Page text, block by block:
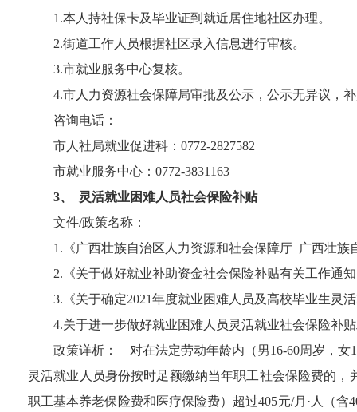
1.本人持社保卡及毕业证到就近居住地社区办理。
2.街道工作人员根据社区录入信息进行审核。
3.市就业服务中心复核。
4.市人力资源社会保障局审批及公示，公示无异议，
咨询电话：
市人社局就业促进科： 0772-2827582
市就业服务中心： 0772-3831163
3、
灵活就业困难人员社会保险补贴
文件/政策名称：
1. 《广西壮族自治区人力资源和社会保障厅 广西壮
2. 《关于做好就业补助资金社会保险补贴有关工作通
3. 《关于确定2021年度就业困难人员及高校毕业生灵
4.关于进一步做好就业困难人员灵活就业社会保险补
政策详析：
对在法定劳动年龄内（男16-60周岁，女
灵活就业人员身份按时足额缴纳当年职工社会保险费的
职工基本养老保险费和医疗保险费）超过405元/月·人（含